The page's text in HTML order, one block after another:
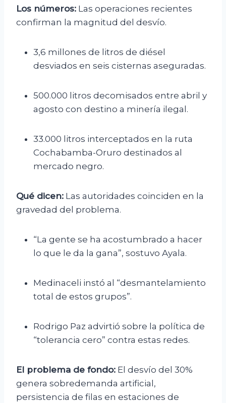
Los números: Las operaciones recientes
confirman la magnitud del desvío.
3,6 millones de litros de diésel
desviados en seis cisternas aseguradas.
500.000 litros decomisados entre abril y
agosto con destino a minería ilegal.
33.000 litros interceptados en la ruta
Cochabamba-Oruro destinados al
mercado negro.
Qué dicen: Las autoridades coinciden en la
gravedad del problema.
“La gente se ha acostumbrado a hacer
lo que le da la gana”, sostuvo Ayala.
Medinaceli instó al “desmantelamiento
total de estos grupos”.
Rodrigo Paz advirtió sobre la política de
“tolerancia cero” contra estas redes.
El problema de fondo: El desvío del 30%
genera sobredemanda artificial,
persistencia de filas en estaciones de